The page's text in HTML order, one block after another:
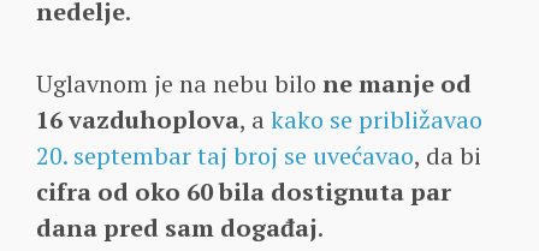
nedelje.
Uglavnom je na nebu bilo ne manje od
16vazduhoplova, a kako se približavao
20. septembar taj broj se uvećavao, da bi
cifra od oko 60 bila dostignuta par
dana pred sam događaj.